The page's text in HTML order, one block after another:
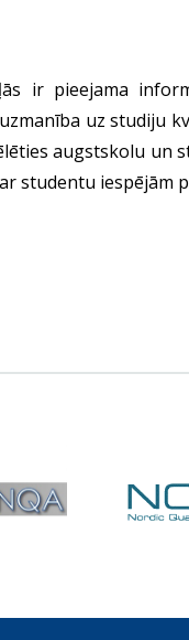
ir pieejama
uz studiju
augstskolu un
studentu iespējām